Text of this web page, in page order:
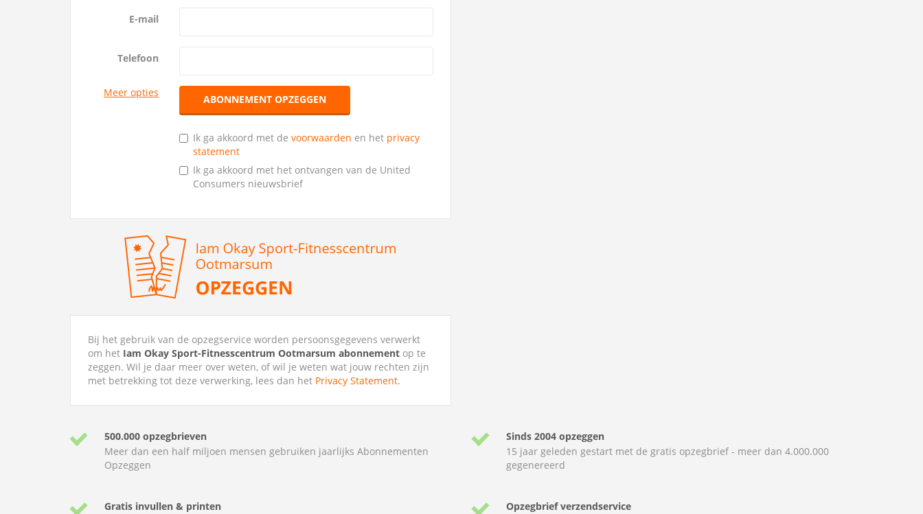
E-mail
Telefoon
Meer opties
ABONNEMENT OPZEGGEN
Ik ga akkoord met devoorwaarden en het privacy
statement
Ik ga akkoord met het ontvangen van de United
Consumers nieuwsbrief
Bij het gebruik van de opzegservice worden persoonsgegevens verwerkt
om het Iam Okay Sport-Fitnesscentrum Ootmarsum abonnement op te
zeggen. Wil je daar meer over weten, of wil je weten wat jouw rechten zijn
met betrekking tot deze verwerking, lees dan het Privacy Statement.
500.000 opzegbrieven
Meer dan een half miljoen mensen gebruiken jaarlijks Abonnementen
Opzeggen
Sinds 2004 opzeggen
15 jaar geleden gestart met de gratis opzegbrief - meer dan 4.000.000
gegenereerd
Gratis invullen & printen
Opzegbrief verzendservice